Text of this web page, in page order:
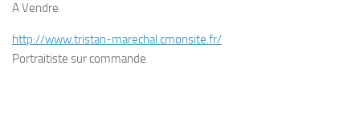
A Vendre
http://www.tristan-marechal.cmonsite.fr/
Portraitiste sur commande